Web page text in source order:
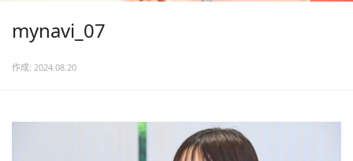
mynavi_07
作成: 2024.08.20